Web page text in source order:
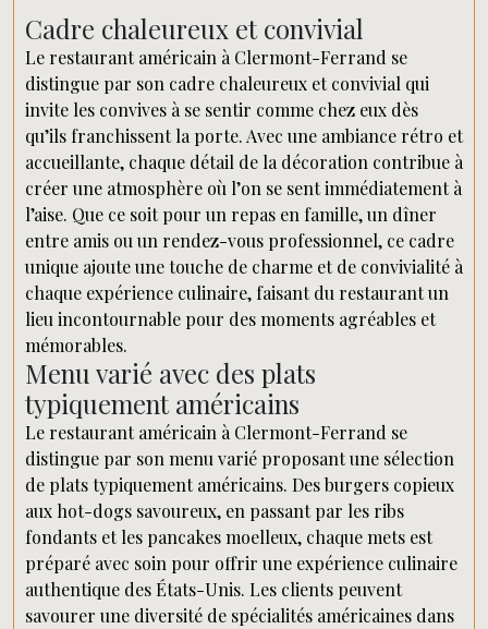
Cadre chaleureux et convivial
Le restaurant américain à Clermont-Ferrand se
distingue par son cadre chaleureux et convivial qui
invite les convives à se sentir comme chez eux dès
qu’ils franchissent la porte. Avec une ambiance rétro et
accueillante, chaque détail de la décoration contribue à
créer une atmosphère où l’on se sent immédiatement à
l’aise. Que ce soit pour un repas en famille, un dîner
entre amis ou un rendez-vous professionnel, ce cadre
unique ajoute une touche de charme et de convivialité à
chaque expérience culinaire, faisant du restaurant un
lieu incontournable pour des moments agréables et
mémorables.
Menu varié avec des plats
typiquement américains
Le restaurant américain à Clermont-Ferrand se
distingue par son menu varié proposant une sélection
de plats typiquement américains. Des burgers copieux
aux hot-dogs savoureux, en passant par les ribs
fondants et les pancakes moelleux, chaque mets est
préparé avec soin pour offrir une expérience culinaire
authentique des États-Unis. Les clients peuvent
savourer une diversité de spécialités américaines dans